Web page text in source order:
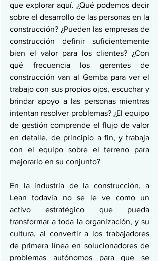
que explorar aquí. ¿Qué podemos decir
sobre el desarrollo de las personas en la
construcción? ¿Pueden las empresas de
construcción definir suficientemente
bien el valor para los clientes? ¿Con
qué frecuencia los gerentes de
construcción van al Gemba para ver el
trabajo con sus propios ojos, escuchar y
brindar apoyo a las personas mientras
intentan resolver problemas? ¿El equipo
de gestión comprende el flujo de valor
en detalle, de principio a fin, y trabaja
con el equipo sobre el terreno para
mejorarlo en su conjunto?
En la industria de la construcción, a
Lean todavía no se le ve como un
activo estratégico que pueda
transformar a toda la organización, y su
cultura, al convertir a los trabajadores
de primera línea en solucionadores de
problemas autónomos para que se